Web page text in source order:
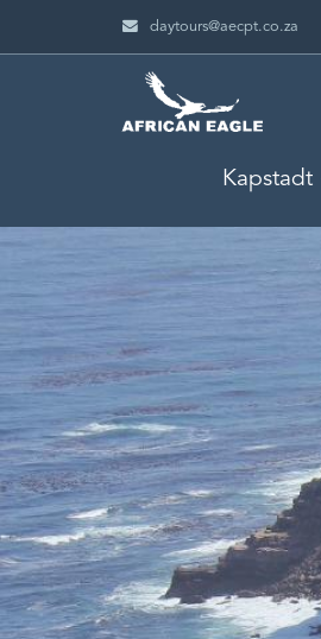
daytours@aecpt.co.za
Kapstadt